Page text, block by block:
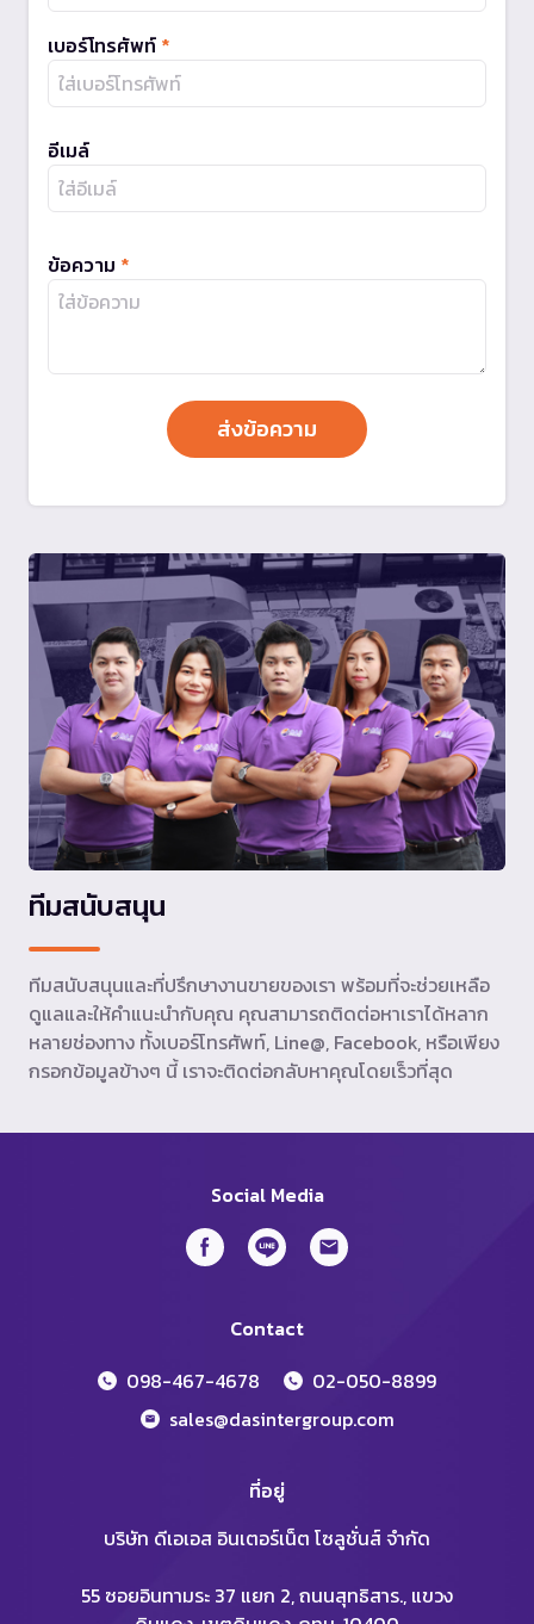
เบอร์โทรศัพท์ *
อีเมล์
ข้อความ *
ทีมสนับสนุน
ทีมสนับสนุนและที่ปรึกษางานขายของเรา พร้อมที่จะช่วยเหลือ
ดูแลและให้คำแนะนำกับคุณ คุณสามารถติดต่อหาเราได้หลาก
หลายช่องทาง ทั้งเบอร์โทรศัพท์, Line@, Facebook, หรือเพียง
กรอกข้อมูลข้างๆ นี้ เราจะติดต่อกลับหาคุณโดยเร็วที่สุด
Social Media
Contact
098-467-4678
02-050-8899
sales@dasintergroup.com
ที่อยู่
บริษัท ดีเอเอส อินเตอร์เน็ต โซลูชั่นส์ จำกัด
55 ซอยอินทามระ 37 แยก 2, ถนนสุทธิสาร., แขวง